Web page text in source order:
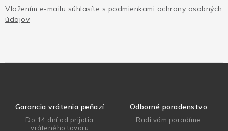
Vložením e-mailu súhlasíte s podmienkami ochrany osobných
údajov
Garancia vrátenia peňazí
Do 14 dní od prijatia
vráteného tovaru
Odborné poradenstvo
Radi vám poradíme